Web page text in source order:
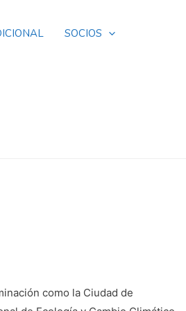
SOCIOS
como la Ciudad de